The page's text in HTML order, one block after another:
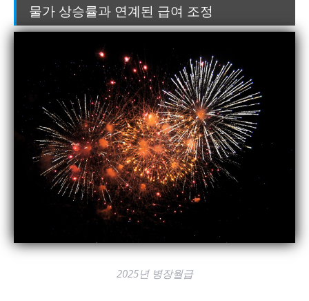
물가 상승률과 연계된 급여 조정
2025년 병장월급